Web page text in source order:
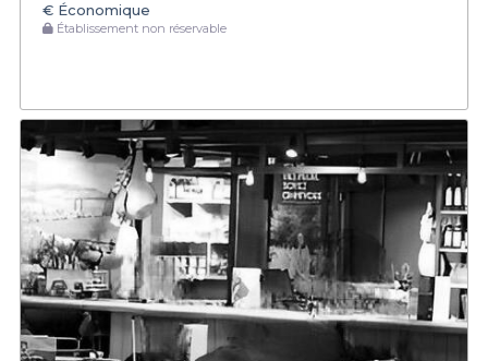
€ Économique
Établissement non réservable